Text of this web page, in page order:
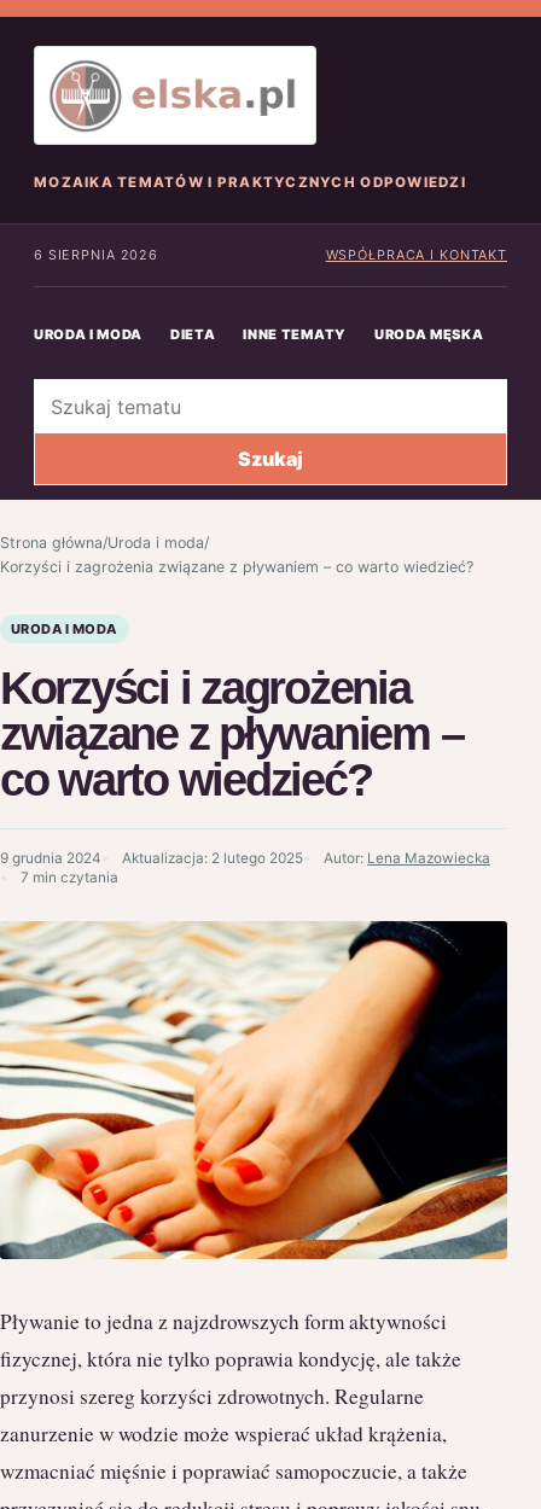
MOZAIKA TEMATÓW I PRAKTYCZNYCH ODPOWIEDZI
6 SIERPNIA 2026 WSPÓŁPRACA I KONTAKT
URODA I MODA DIETA INNE TEMATY URODA MĘSKA
Szukaj
Szukaj
Strona główna/Uroda i moda/
Korzyści i zagrożenia związane z pływaniem – co warto wiedzieć?
URODA I MODA
Korzyści i zagrożenia
związane z pływaniem –
co warto wiedzieć?
9 grudnia 2024 Aktualizacja: 2 lutego 2025 Autor: Lena Mazowiecka
7 min czytania
Pływanie to jedna z najzdrowszych form aktywności
fizycznej, która nie tylko poprawia kondycję, ale także
przynosi szereg korzyści zdrowotnych. Regularne
zanurzenie w wodzie może wspierać układ krążenia,
wzmacniać mięśnie i poprawiać samopoczucie, a także